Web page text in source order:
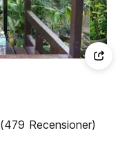
(479 Recensioner)